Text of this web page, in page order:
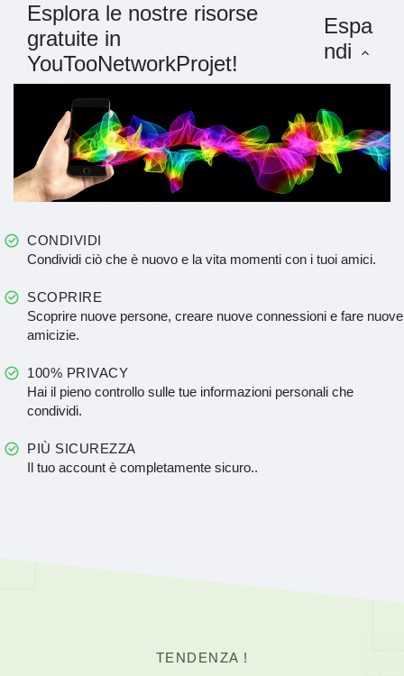
Esplora le nostre risorse
gratuite in
YouTooNetworkProjet!
Espa
ndi
CONDIVIDI
Condividi ciò che è nuovo e la vita momenti con i tuoi amici.
SCOPRIRE
Scoprire nuove persone, creare nuove connessioni e fare nuove
amicizie.
100% PRIVACY
Hai il pieno controllo sulle tue informazioni personali che
condividi.
PIÙ SICUREZZA
Il tuo account è completamente sicuro..
TENDENZA !